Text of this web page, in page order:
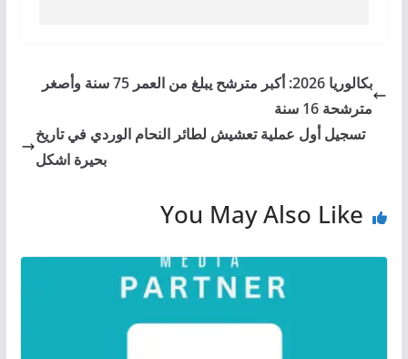
بكالوريا 2026: أكبر مترشح يبلغ من العمر 75 سنة وأصغر
مترشحة 16 سنة
تسجيل أول عملية تعشيش لطائر النحام الوردي في تاريخ
بحيرة اشكل
You May Also Like